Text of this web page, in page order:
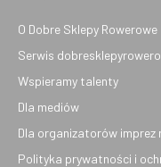
O Dobre Sklepy Rowerowe
Serwis
Wspieramy talenty
Dla mediów
Dla organizatorów imprez
Polityka prywatności i